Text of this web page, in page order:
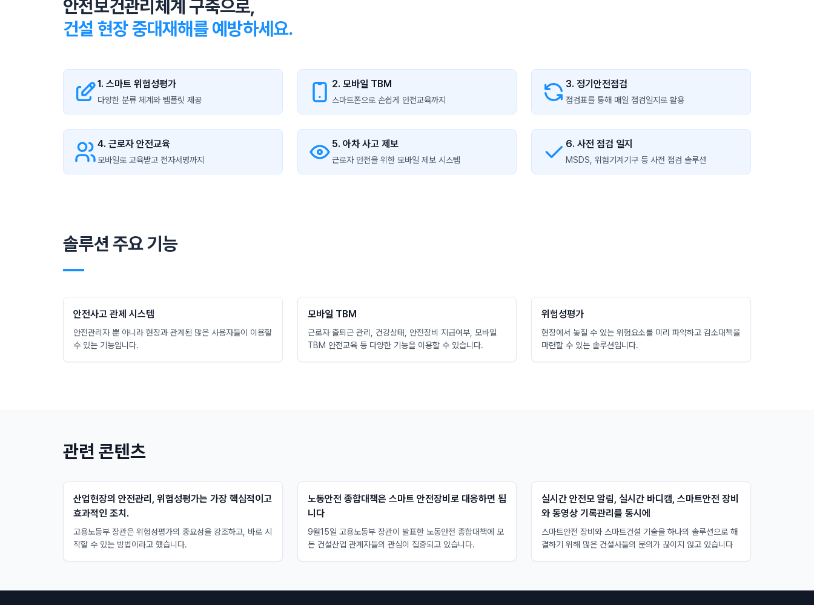
안전보건관리체계 구축으로,
건설 현장 중대재해를 예방하세요.
1. 스마트 위험성평가
다양한 분류 체계와 템플릿 제공
2. 모바일 TBM
스마트폰으로 손쉽게 안전교육까지
3. 정기안전점검
점검표를 통해 매일 점검일지로 활용
4. 근로자 안전교육
모바일로 교육받고 전자서명까지
5. 아차 사고 제보
근로자 안전을 위한 모바일 제보 시스템
6. 사전 점검 일지
MSDS, 위험기계기구 등 사전 점검 솔루션
솔루션 주요 기능
―
안전사고 관제 시스템
안전관리자 뿐 아니라 현장과 관계된 많은 사용자들이 이용할
수 있는 기능입니다.
모바일 TBM
근로자 출퇴근 관리, 건강상태, 안전장비 지급여부, 모바일
TBM 안전교육 등 다양한 기능을 이용할 수 있습니다.
위험성평가
현장에서 놓칠 수 있는 위험요소를 미리 파악하고 감소대책을
마련할 수 있는 솔루션입니다.
관련 콘텐츠
산업현장의 안전관리, 위험성평가는 가장 핵심적이고
효과적인 조치.
고용노동부 장관은 위험성평가의 중요성을 강조하고, 바로 시
작할 수 있는 방법이라고 했습니다.
노동안전 종합대책은 스마트 안전장비로 대응하면 됩
니다
9월15일 고용노동부 장관이 발표한 노동안전 종합대책에 모
든 건설산업 관계자들의 관심이 집중되고 있습니다.
실시간 안전모 알림, 실시간 바디캠, 스마트안전 장비
와 동영상 기록관리를 동시에
스마트안전 장비와 스마트건설 기술을 하나의 솔루션으로 해
결하기 위해 많은 건설사들의 문의가 끊이지 않고 있습니다